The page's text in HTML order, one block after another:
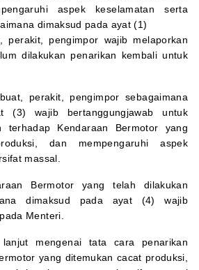
aspek keselamatan serta
dimaksud pada ayat (1)
perakit, pengimpor wajib melaporkan
dilakukan penarikan kembali untuk
perakit, pengimpor sebagaimana
(3) wajib bertanggungjawab untuk
terhadap Kendaraan Bermotor yang
dan mempengaruhi aspek
massal.
Bermotor yang telah dilakukan
dimaksud pada ayat (4) wajib
Menteri.
mengenai tata cara penarikan
yang ditemukan cacat produksi,